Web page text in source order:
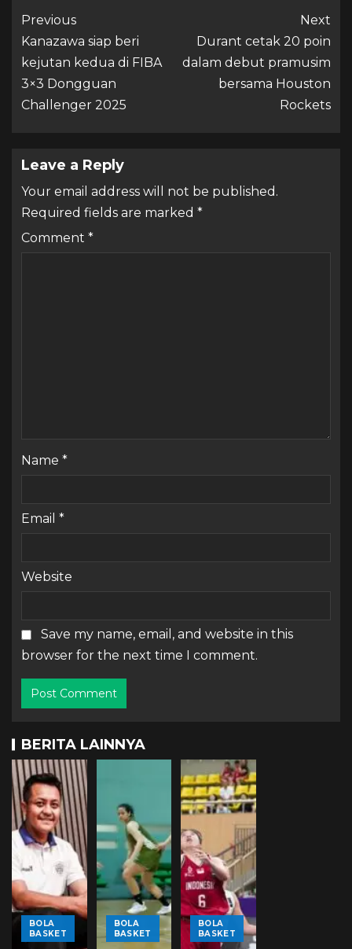
Previous
Kanazawa siap beri
kejutan kedua di FIBA
3×3 Dongguan
Challenger 2025
Next
Durant cetak 20 poin
dalam debut pramusim
bersama Houston
Rockets
Leave a Reply
Your email address will not be published.
Required fields are marked *
Comment *
Name *
Email *
Website
Save my name, email, and website in this
browser for the next time I comment.
BERITA LAINNYA
BOLA
BASKET
BOLA
BASKET
BOLA
BASKET